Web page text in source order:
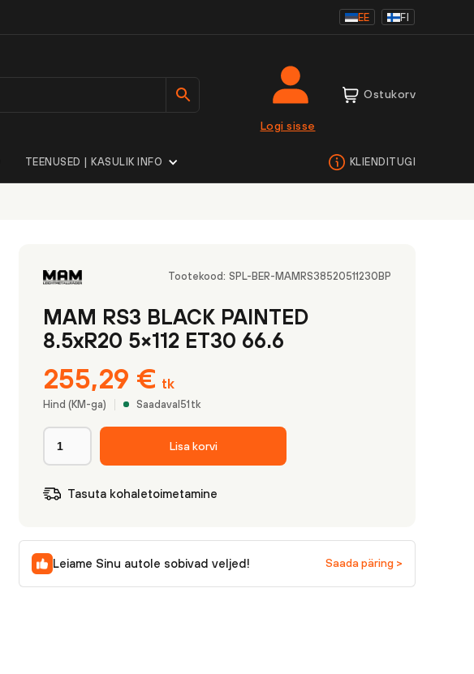
EE FI
Logi sisse
Ostukorv
TEENUSED | KASULIK INFO KLIENDITUGI
Tootekood: SPL-BER-MAMRS38520511230BP
MAM RS3 BLACK PAINTED
8.5xR20 5×112 ET30 66.6
255,29 € tk
Hind (KM-ga) Saadaval 51 tk
Lisa korvi
Tasuta kohaletoimetamine
Leiame Sinu autole sobivad veljed! Saada päring >